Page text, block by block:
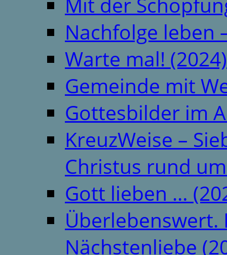
Nachfolge leben
Warte mal! (2024)
Gemeinde mit
Gottesbilder im
KreuzWeise –
Christus rund
Gott lieben …
Überlebenswert.
Nächstenliebe